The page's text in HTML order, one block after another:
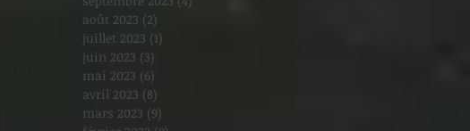
août 2023 (2)
juillet 2023 (1)
juin 2023 (3)
mai 2023 (6)
avril 2023 (8)
mars 2023 (9)